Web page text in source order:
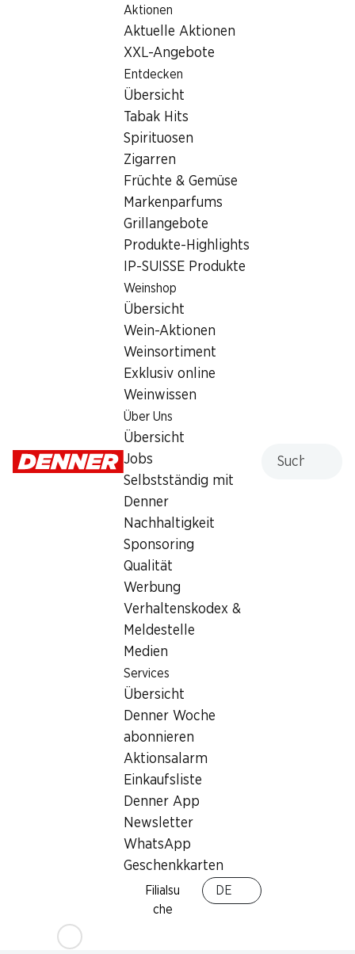
Aktionen
Aktuelle Aktionen
XXL-Angebote
Entdecken
Übersicht
Tabak Hits
Spirituosen
Zigarren
Früchte & Gemüse
Markenparfums
Grillangebote
Produkte-Highlights
IP-SUISSE Produkte
Weinshop
Übersicht
Wein-Aktionen
Weinsortiment
Exklusiv online
Weinwissen
Über Uns
Übersicht
Jobs
Selbstständig mit
Denner
Nachhaltigkeit
Sponsoring
Qualität
Werbung
Verhaltenskodex &
Meldestelle
Medien
Services
Übersicht
Denner Woche
abonnieren
Aktionsalarm
Einkaufsliste
Denner App
Newsletter
WhatsApp
Geschenkkarten
Filialsu
che
DE
Filialsuche
Denner Filiale Andwilerstrasse 2, 9200 Gossau SG
9200 Gossau SG
Andwilerstrasse 2, 9200 Gossau SG
Zur Wegbeschreibung
Öffnungszeiten
Bargeldbezug mit Post - / M-Card
Newsletter